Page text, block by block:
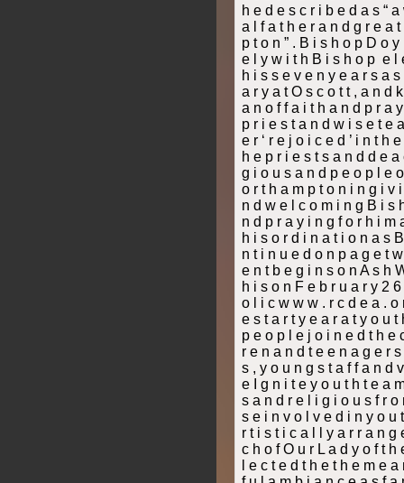
h e d e s c r i b e d a s “
a l f a t h e r a n d g r e a
p t o n ” . B i s h o p D o
e l y w i t h B i s h o p ­ e l
h i s s e v e n y e a r s a
a r y a t O s c o t t , a n d
a n o f f a i t h a n d p r a
p r i e s t a n d w i s e t e
e r ‘ r e j o i c e d ’ i n t h
h e p r i e s t s a n d d e
g i o u s a n d p e o p l e
o r t h a m p t o n i n g i v
n d w e l c o m i n g B i s
n d p r a y i n g f o r h i m
h i s o r d i n a t i o n a s
n t i n u e d o n p a g e t
e n t b e g i n s o n A s h
h i s o n F e b r u a r y 2
o l i c w w w . r c d e a . o
e s t a r t y e a r a t y o u
p e o p l e j o i n e d t h e
r e n a n d t e e n a g e r
s , y o u n g s t a f f a n d
e I g n i t e y o u t h t e a
s a n d r e l i g i o u s f r
s e i n v o l v e d i n y o u
r t i s t i c a l l y a r r a n g
c h o f O u r L a d y o f t h
l e c t e d t h e t h e m e